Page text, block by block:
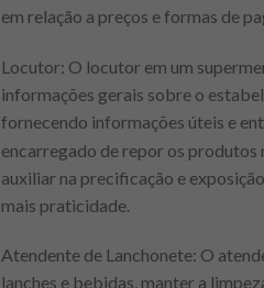
em relação a preços e formas de
Locutor: O locutor em um
informações gerais sobre o
fornecendo informações úteis e
encarregado de repor os
auxiliar na precificação e
mais praticidade.
Atendente de Lanchonete: O
lanches e bebidas, manter a